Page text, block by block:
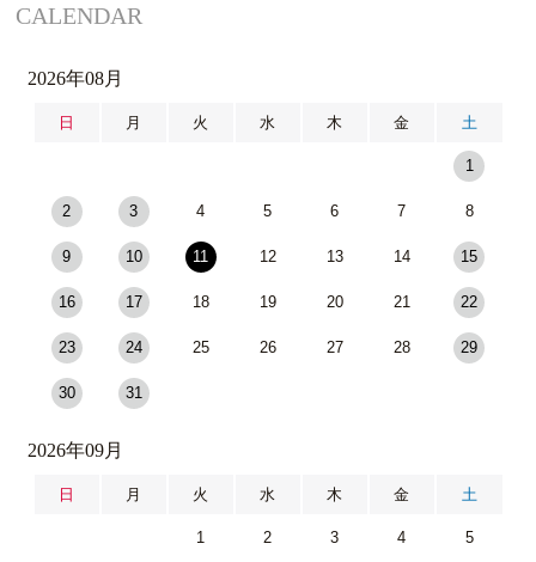
CALENDAR
2026年08月
日 月 火 水 木 金 土
1
2 3 4 5 6 7 8
9 10 11 12 13 14 15
16 17 18 19 20 21 22
23 24 25 26 27 28 29
30 31
2026年09月
日 月 火 水 木 金 土
1 2 3 4 5